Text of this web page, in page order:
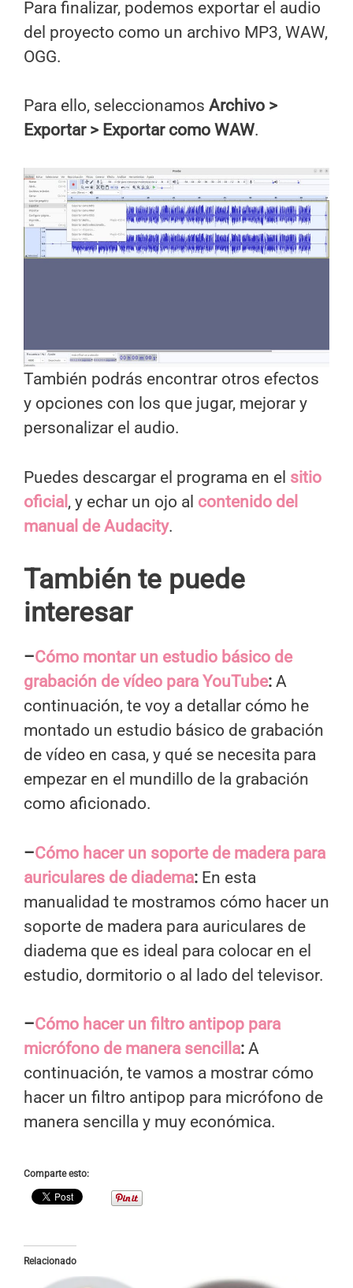
Para finalizar, podemos exportar el audio
del proyecto como un archivo MP3, WAW,
OGG.
Para ello, seleccionamos Archivo >
Exportar > Exportar como WAW.
También podrás encontrar otros efectos
y opciones con los que jugar, mejorar y
personalizar el audio.
Puedes descargar el programa en el sitio
oficial , y echar un ojo al contenido del
manual de Audacity.
También te puede
interesar
–Cómo montar un estudio básico de
grabación de vídeo para YouTube: A
continuación, te voy a detallar cómo he
montado un estudio básico de grabación
de vídeo en casa, y qué se necesita para
empezar en el mundillo de la grabación
como aficionado.
–Cómo hacer un soporte de madera para
auriculares de diadema: En esta
manualidad te mostramos cómo hacer un
soporte de madera para auriculares de
diadema que es ideal para colocar en el
estudio, dormitorio o al lado del televisor.
–Cómo hacer un filtro antipop para
micrófono de manera sencilla: A
continuación, te vamos a mostrar cómo
hacer un filtro antipop para micrófono de
manera sencilla y muy económica.
Comparte esto:
Relacionado